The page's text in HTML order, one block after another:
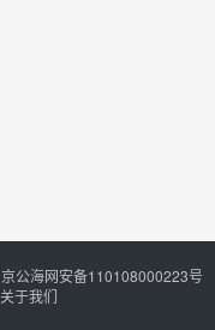
京公海网安备110108000223号
关于我们